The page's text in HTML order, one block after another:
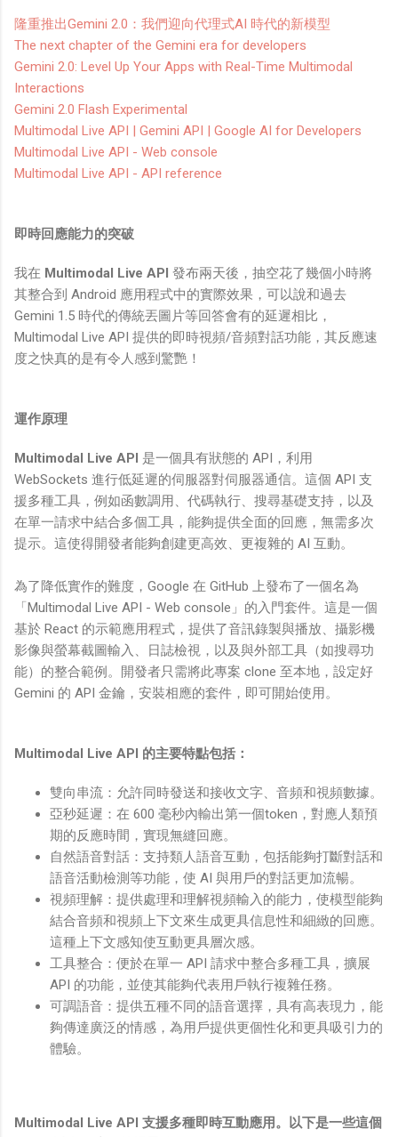
隆重推出Gemini 2.0：我們迎向代理式AI 時代的新模型
The next chapter of the Gemini era for developers
Gemini 2.0: Level Up Your Apps with Real-Time Multimodal
Interactions
Gemini 2.0 Flash Experimental
Multimodal Live API | Gemini API | Google AI for Developers
Multimodal Live API - Web console
Multimodal Live API - API reference
即時回應能力的突破
我在 Multimodal Live API 發布兩天後，抽空花了幾個小時將
其整合到 Android 應用程式中的實際效果，可以說和過去
Gemini 1.5 時代的傳統丟圖片等回答會有的延遲相比，
Multimodal Live API 提供的即時視頻/音頻對話功能，其反應速
度之快真的是有令人感到驚艷！
運作原理
Multimodal Live API 是一個具有狀態的 API，利用
WebSockets 進行低延遲的伺服器對伺服器通信。這個 API 支
援多種工具，例如函數調用、代碼執行、搜尋基礎支持，以及
在單一請求中結合多個工具，能夠提供全面的回應，無需多次
提示。這使得開發者能夠創建更高效、更複雜的 AI 互動。
為了降低實作的難度，Google 在 GitHub 上發布了一個名為
「Multimodal Live API - Web console」的入門套件。這是一個
基於 React 的示範應用程式，提供了音訊錄製與播放、攝影機
影像與螢幕截圖輸入、日誌檢視，以及與外部工具（如搜尋功
能）的整合範例。開發者只需將此專案 clone 至本地，設定好
Gemini 的 API 金鑰，安裝相應的套件，即可開始使用。
Multimodal Live API 的主要特點包括：
雙向串流：允許同時發送和接收文字、音頻和視頻數據。
亞秒延遲：在 600 毫秒內輸出第一個token，對應人類預
期的反應時間，實現無縫回應。
自然語音對話：支持類人語音互動，包括能夠打斷對話和
語音活動檢測等功能，使 AI 與用戶的對話更加流暢。
視頻理解：提供處理和理解視頻輸入的能力，使模型能夠
結合音頻和視頻上下文來生成更具信息性和細緻的回應。
這種上下文感知使互動更具層次感。
工具整合：便於在單一 API 請求中整合多種工具，擴展
API 的功能，並使其能夠代表用戶執行複雜任務。
可調語音：提供五種不同的語音選擇，具有高表現力，能
夠傳達廣泛的情感，為用戶提供更個性化和更具吸引力的
體驗。
Multimodal Live API 支援多種即時互動應用。以下是一些這個